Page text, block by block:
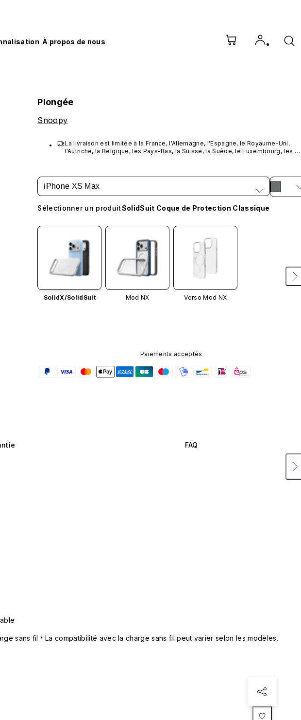
À propos de nous
Plongée
Snoopy
La livraison est limitée à la France, l'Allemagne, l'Espagne, le Royaume-Uni,
l'Autriche, la Belgique, les Pays-Bas, la Suisse, la Suède, le Luxembourg, les
iPhone XS Max
Sélectionner un produitSolidSuit Coque de Protection Classique
SolidX/SolidSuit Mod NX Verso Mod NX
Paiements acceptés
FAQ
sans fil＊La compatibilité avec la charge sans fil peut varier selon les modèles.